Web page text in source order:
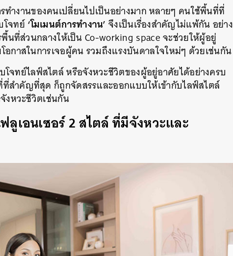
ำงานของคนเปลี่ยนไปเป็นอย่างมาก หลายๆ คนใช้พื้นที่ที่
โจทย์‘โมเมนต์การทำงาน’ จึงเป็นเรื่องสำคัญไม่แพ้กัน อย่าง
นที่ส่วนกลางให้เป็น Co-working space จะช่วยให้ผู้อยู่
กาสในการเจอผู้คน รวมถึงแรงบันดาลใจใหม่ๆ ด้วยเช่นกัน
จทย์ไลฟ์สไตล์ หรือจังหวะชีวิตของผู้อยู่อาศัยได้อย่างครบ
สำคัญที่สุด ก็ถูกจัดสรรและออกแบบให้เข้ากับไลฟ์สไตล์
งหวะชีวิตเช่นกัน
เอนเซอร์ 2 สไตล์ ที่มีจังหวะและ